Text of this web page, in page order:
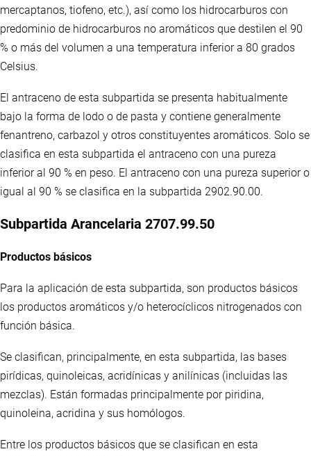
mercaptanos, tiofeno, etc.), así como los hidrocarburos con
predominio de hidrocarburos no aromáticos que destilen el 90
% o más del volumen a una temperatura inferior a 80 grados
Celsius.
El antraceno de esta subpartida se presenta habitualmente
bajo la forma de lodo o de pasta y contiene generalmente
fenantreno, carbazol y otros constituyentes aromáticos. Solo se
clasifica en esta subpartida el antraceno con una pureza
inferior al 90 % en peso. El antraceno con una pureza superior o
igual al 90 % se clasifica en la subpartida 2902.90.00.
Subpartida Arancelaria 2707.99.50
Productos básicos
Para la aplicación de esta subpartida, son productos básicos
los productos aromáticos y/o heterocíclicos nitrogenados con
función básica.
Se clasifican, principalmente, en esta subpartida, las bases
pirídicas, quinoleicas, acridínicas y anilínicas (incluidas las
mezclas). Están formadas principalmente por piridina,
quinoleina, acridina y sus homólogos.
Entre los productos básicos que se clasifican en esta